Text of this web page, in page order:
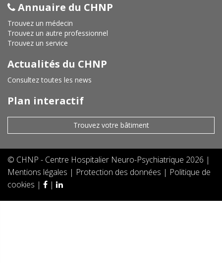
Annuaire du CHNP
Trouvez un médecin
Trouvez un autre professionnel
Trouvez un service
Actualités du CHNP
Consultez toutes les news
Plan interactif
Trouvez votre bâtiment
© CHNP - Centre Hospitalier Neuro-Psychiatrique 2026 |
Mentions légales | Protection des données | Politique de
cookies | |